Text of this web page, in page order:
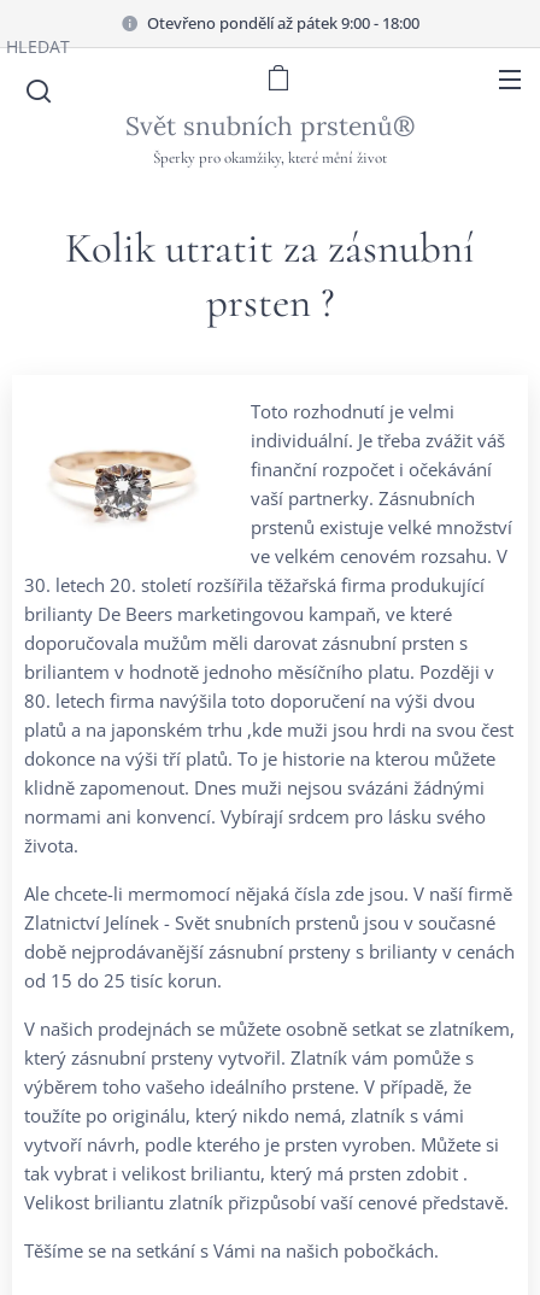
Otevřeno pondělí až pátek 9:00 - 18:00
Svět snubních prstenů®
Šperky pro okamžiky, které mění život
HLEDAT
Kolik utratit za zásnubní
prsten ?
Toto rozhodnutí je velmi
individuální. Je třeba zvážit váš
finanční rozpočet i očekávání
vaší partnerky. Zásnubních
prstenů existuje velké množství
ve velkém cenovém rozsahu. V
30. letech 20. století rozšířila těžařská firma produkující
brilianty De Beers marketingovou kampaň, ve které
doporučovala mužům měli darovat zásnubní prsten s
briliantem v hodnotě jednoho měsíčního platu. Později v
80. letech firma navýšila toto doporučení na výši dvou
platů a na japonském trhu ,kde muži jsou hrdi na svou čest
dokonce na výši tří platů. To je historie na kterou můžete
klidně zapomenout. Dnes muži nejsou svázáni žádnými
normami ani konvencí. Vybírají srdcem pro lásku svého
života.
Ale chcete-li mermomocí nějaká čísla zde jsou. V naší firmě
Zlatnictví Jelínek - Svět snubních prstenů jsou v současné
době nejprodávanější zásnubní prsteny s brilianty v cenách
od 15 do 25 tisíc korun.
V našich prodejnách se můžete osobně setkat se zlatníkem,
který zásnubní prsteny vytvořil. Zlatník vám pomůže s
výběrem toho vašeho ideálního prstene. V případě, že
toužíte po originálu, který nikdo nemá, zlatník s vámi
vytvoří návrh, podle kterého je prsten vyroben. Můžete si
tak vybrat i velikost briliantu, který má prsten zdobit .
Velikost briliantu zlatník přizpůsobí vaší cenové představě.
Těšíme se na setkání s Vámi na našich pobočkách.